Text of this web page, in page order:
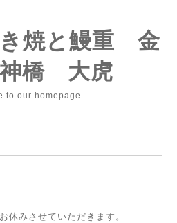
焼と鰻重 金
橋 大虎
to our homepage
休みさせていただきます。